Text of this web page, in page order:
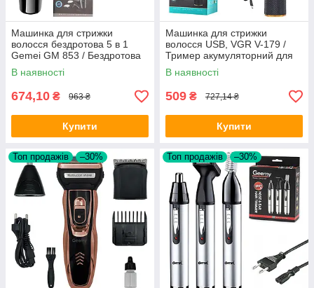
Машинка для стрижки
волосся бездротова 5 в 1
Gemei GM 853 / Бездротова
машинка для волосся
В наявності
674,10 ₴ 963 ₴
Купити
Машинка для стрижки
волосся USB, VGR V-179 /
Тример акумуляторний для
стрижки бороди
В наявності
509 ₴ 727,14 ₴
Купити
Топ продажів –30% Топ продажів –30%